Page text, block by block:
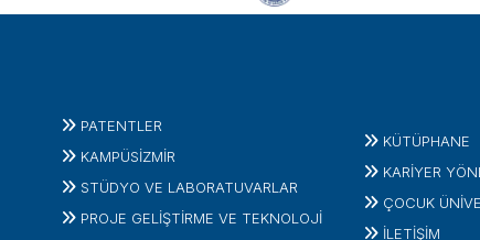
PATENTLER
KAMPÜSİZMIR
STÜDYO VE LABORATUVARLAR
PROJE GELIŞTIRME VE TEKNOLOJI
KÜTÜPHANE
KARİYER
ÇOCUK
İLETIŞIM